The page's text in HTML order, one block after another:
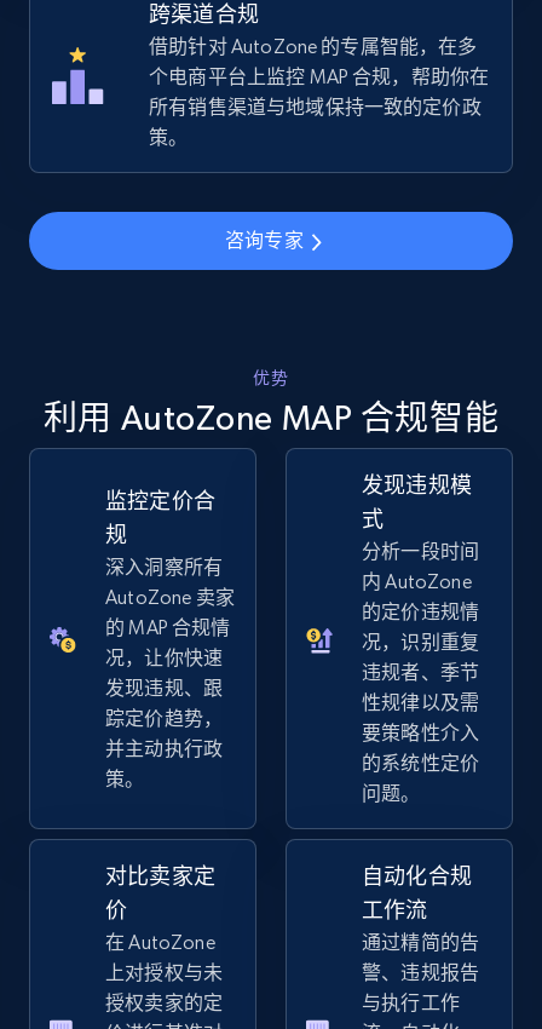
Amazon sellers info
Seller id, URL, Seller name, Description, Detailed
info, Stars, Feedbacks, Return policy, and more.
2.5K+ 378+ 立即开始
eBay - Gather data on products using
specified keywords
URL, Product id, Title, Seller name, Seller rating,
Seller reviews, Breadcrumbs, Root category, and
more.
2.5K+ 358+ 立即开始
eBay - Collect products from shops on eBay
URL, Product id, Title, Seller name, Seller rating,
Seller reviews, Breadcrumbs, Root category, and
2.5K+ 358+ 立即开始
跨渠道合规
借助针对 AutoZone 的专属智能，在多
个电商平台上监控 MAP 合规，帮助你在
所有销售渠道与地域保持一致的定价政
策。
咨询专家
优势
利用 AutoZone MAP 合规智能
监控定价合
规
深入洞察所有
AutoZone 卖家
的 MAP 合规情
况，让你快速
发现违规、跟
踪定价趋势，
并主动执行政
策。
发现违规模
式
分析一段时间
内 AutoZone
的定价违规情
况，识别重复
违规者、季节
性规律以及需
要策略性介入
的系统性定价
问题。
对比卖家定
价
在 AutoZone
上对授权与未
授权卖家的定
自动化合规
工作流
通过精简的告
警、违规报告
与执行工作